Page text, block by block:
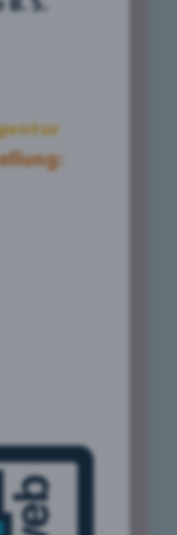
kannst.
die
und Deine
S.